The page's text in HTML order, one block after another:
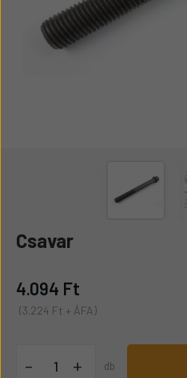
Csavar
4.094 Ft
(3.224 Ft + ÁFA)
- + db